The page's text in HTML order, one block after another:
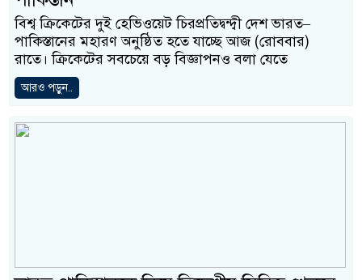
বিশ্ব ক্রিকেটের দুই হেভিওয়েট চিরপ্রতিদ্বন্দ্বী দেশ ভারত–
পাকিস্তানের মহারণ অনুষ্ঠিত হতে যাচ্ছে আজ (রোববার)
রাতে। ক্রিকেটের সবচেয়ে বড় বিজ্ঞাপনও বলা যেতে
আরও পড়ুন..